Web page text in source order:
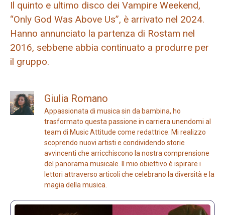
Il quinto e ultimo disco dei Vampire Weekend,
“Only God Was Above Us”, è arrivato nel 2024.
Hanno annunciato la partenza di Rostam nel
2016, sebbene abbia continuato a produrre per
il gruppo.
Giulia Romano
Appassionata di musica sin da bambina, ho
trasformato questa passione in carriera unendomi al
team di Music Attitude come redattrice. Mi realizzo
scoprendo nuovi artisti e condividendo storie
avvincenti che arricchiscono la nostra comprensione
del panorama musicale. Il mio obiettivo è ispirare i
lettori attraverso articoli che celebrano la diversità e la
magia della musica.